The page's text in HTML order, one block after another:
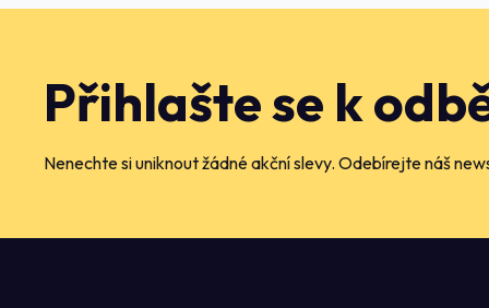
Přihlašte se k
Nenechte si uniknout žádné akční slevy. Odebírejte náš